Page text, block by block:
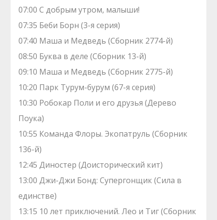
07:00 С добрым утром, малыши!
07:35 Беби Борн (3-я серия)
07:40 Маша и Медведь (Сборник 2774-й)
08:50 Буква в деле (Сборник 13-й)
09:10 Маша и Медведь (Сборник 2775-й)
10:20 Парк Турум-бурум (67-я серия)
10:30 Робокар Поли и его друзья (Дерево
Поука)
10:55 Команда Флоры. Экопатруль (Сборник
136-й)
12:45 Диностер (Доисторический кит)
13:00 Джи-Джи Бонд: Супергонщик (Сила в
единстве)
13:15 10 лет приключений. Лео и Тиг (Сборник